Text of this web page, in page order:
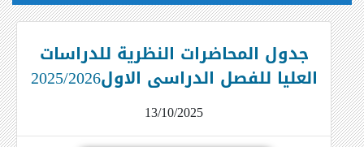
جدول المحاضرات النظرية للدراسات
العليا للفصل الدراسى الاول2025/2026
13/10/2025